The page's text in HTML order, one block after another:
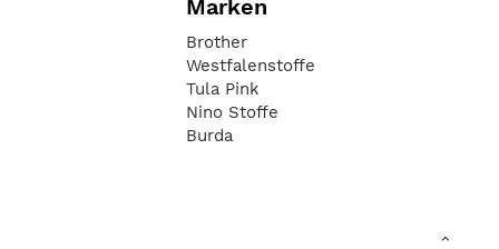
Marken
Brother
Westfalenstoffe
Tula Pink
Nino Stoffe
Burda